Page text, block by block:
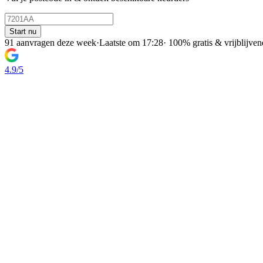
Start nu
91 aanvragen deze week·Laatste om 17:28· 100% gratis &
4.9/5